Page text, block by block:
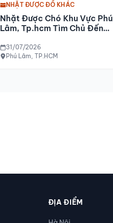
NHẶT ĐƯỢC ĐỒ KHÁC
Nhặt Được Chó Khu Vực Phú
Lâm, Tp.hcm Tìm Chủ Đến
31/07/2026
Phú Lâm, TP.HCM
ĐỊA ĐIỂM